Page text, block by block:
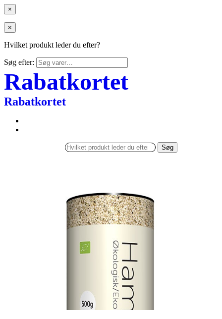
×
×
Hvilket produkt leder du efter?
Søg efter:
Rabatkortet
Rabatkortet
Søg